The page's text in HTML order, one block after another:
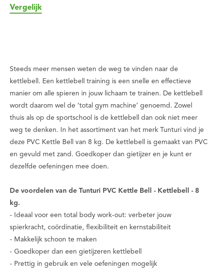
Vergelijk
Steeds meer mensen weten de weg te vinden naar de
kettlebell. Een kettlebell training is een snelle en effectieve
manier om alle spieren in jouw lichaam te trainen. De kettlebell
wordt daarom wel de ‘total gym machine’ genoemd. Zowel
thuis als op de sportschool is de kettlebell dan ook niet meer
weg te denken. In het assortiment van het merk Tunturi vind je
deze PVC Kettle Bell van 8 kg. De kettlebell is gemaakt van PVC
en gevuld met zand. Goedkoper dan gietijzer en je kunt er
dezelfde oefeningen mee doen.
De voordelen van de Tunturi PVC Kettle Bell - Kettlebell - 8
kg.
- Ideaal voor een total body work-out: verbeter jouw
spierkracht, coördinatie, flexibiliteit en kernstabiliteit
- Makkelijk schoon te maken
- Goedkoper dan een gietijzeren kettlebell
- Prettig in gebruik en vele oefeningen mogelijk